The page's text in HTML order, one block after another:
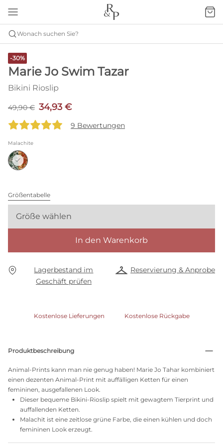
Wonach suchen Sie?
-30%
Marie Jo Swim Tazar
Bikini Rioslip
49,90 € 34,93 €
9 Bewertungen
Malachite
Größentabelle
Größe wählen
In den Warenkorb
Lagerbestand im
Geschäft prüfen
Reservierung & Anprobe
Kostenlose Lieferungen Kostenlose Rückgabe
Produktbeschreibung
Animal-Prints kann man nie genug haben! Marie Jo Tahar kombiniert
einen dezenten Animal-Print mit auffälligen Ketten für einen
femininen, ausgefallenen Look.
Dieser bequeme Bikini-Rioslip spielt mit gewagtem Tierprint und
auffallenden Ketten.
Malachit ist eine zeitlose grüne Farbe, die einen kühlen und doch
femininen Look erzeugt.